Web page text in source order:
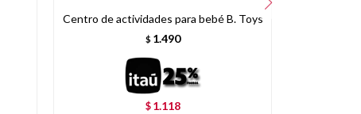
Centro de actividades para bebé B. Toys
$ 1.490
$ 1.118